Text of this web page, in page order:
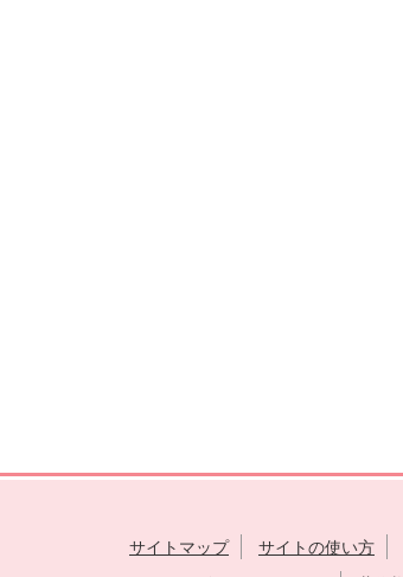
サイトマップ サイトの使い方